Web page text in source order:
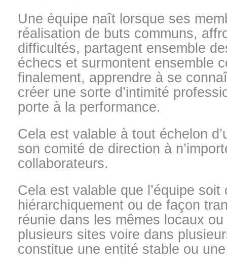
Une équipe naît lorsque ses
réalisation de buts communs,
difficultés, partagent ensemble
échecs et surmontent ensemble
finalement, apprendre à se
créer une sorte d’intimité
porte à la performance.
Cela est valable à tout échelon
son comité de direction à
collaborateurs.
Cela est valable que l’équipe soit
hiérarchiquement ou de façon
réunie dans les mêmes locaux
plusieurs sites voire dans
constitue une entité stable ou